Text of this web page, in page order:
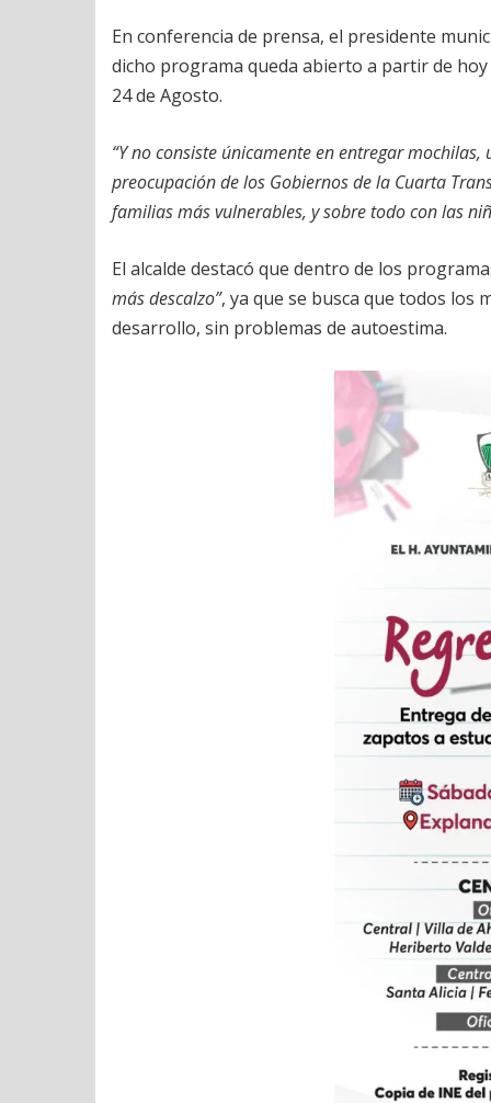
En conferencia de prensa, el presidente
dicho programa queda abierto a partir de
24 de Agosto.
“Y no consiste únicamente en entregar
preocupación de los Gobiernos de la Cuarta
familias más vulnerables, y sobre todo con las
El alcalde destacó que dentro de los
más descalzo”, ya que se busca que todos los
desarrollo, sin problemas de autoestima.